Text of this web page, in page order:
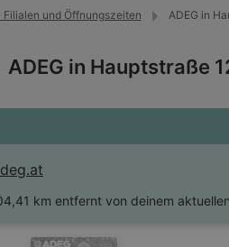
Filialen und Öffnungszeiten ADEG in
ADEG in Hauptstraße
km entfernt von deinem